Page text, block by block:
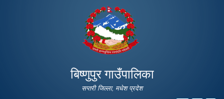
main
content
बिष्णुपुर गाउँपालिका
सप्तरी जिल्ला, मधेश प्रदेश